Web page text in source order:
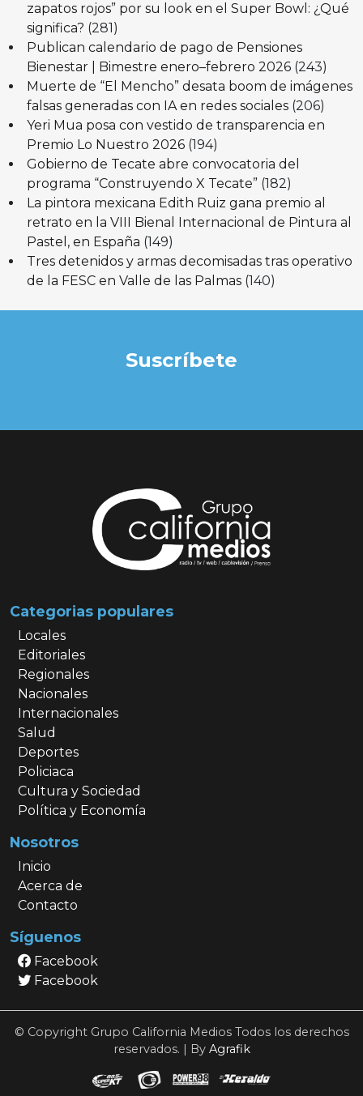
zapatos rojos” por su look en el Super Bowl: ¿Qué
significa? (281)
Publican calendario de pago de Pensiones
Bienestar | Bimestre enero–febrero 2026 (243)
Muerte de “El Mencho” desata boom de imágenes
falsas generadas con IA en redes sociales (206)
Yeri Mua posa con vestido de transparencia en
Premio Lo Nuestro 2026 (194)
Gobierno de Tecate abre convocatoria del
programa “Construyendo X Tecate” (182)
La pintora mexicana Edith Ruiz gana premio al
retrato en la VIII Bienal Internacional de Pintura al
Pastel, en España (149)
Tres detenidos y armas decomisadas tras operativo
de la FESC en Valle de las Palmas (140)
Suscríbete
Categorias populares
Locales
Editoriales
Regionales
Nacionales
Internacionales
Salud
Deportes
Policiaca
Cultura y Sociedad
Política y Economía
Nosotros
Inicio
Acerca de
Contacto
Síguenos
Facebook
Facebook
© Copyright Grupo California Medios Todos los derechos
reservados. | By Agrafik